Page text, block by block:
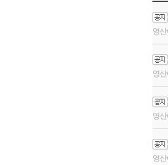
영
영
영
영